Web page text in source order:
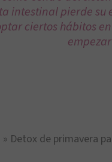
intestinal pierde su
ciertos hábitos
» Detox de primavera